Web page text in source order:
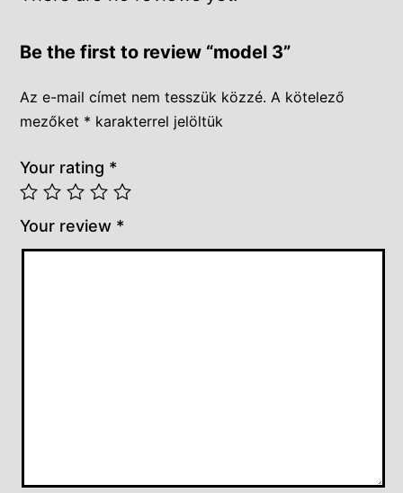
Be the first to review “model 3”
Az e-mail címet nem tesszük közzé. A kötelező
mezőket * karakterrel jelöltük
Your rating *
Your review *